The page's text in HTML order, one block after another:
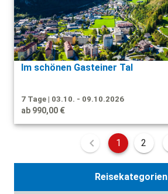
Im schönen Gasteiner Tal
7 Tage | 03.10. - 09.10.2026
ab 990,00 €
1 2
Reisekategorien